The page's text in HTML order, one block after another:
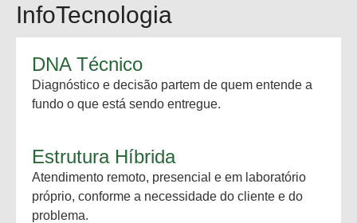
InfoTecnologia
DNA Técnico
Diagnóstico e decisão partem de quem entende a
fundo o que está sendo entregue.
Estrutura Híbrida
Atendimento remoto, presencial e em laboratório
próprio, conforme a necessidade do cliente e do
problema.